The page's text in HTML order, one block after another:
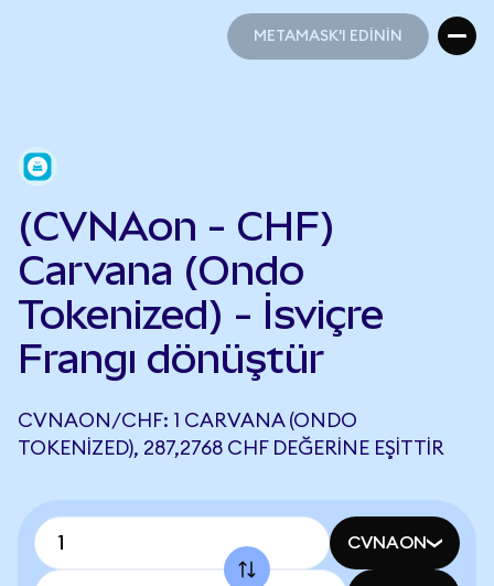
METAMASK'I EDİNİN
(CVNAon - CHF)
Carvana (Ondo
Tokenized) - İsviçre
Frangı dönüştür
CVNAON/CHF: 1 CARVANA (ONDO
TOKENIZED), 287,2768 CHF DEĞERINE EŞITTIR
CVNAON